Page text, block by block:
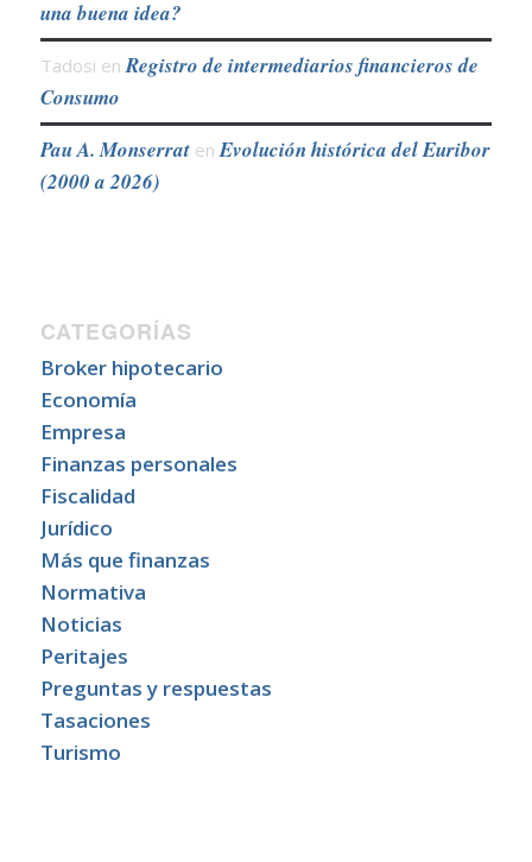
una buena idea?
Tadosi enRegistro de intermediarios financieros de
Consumo
Pau A. MonserratenEvolución histórica del Euribor
(2000 a 2026)
CATEGORÍAS
Broker hipotecario
Economía
Empresa
Finanzas personales
Fiscalidad
Jurídico
Más que finanzas
Normativa
Noticias
Peritajes
Preguntas y respuestas
Tasaciones
Turismo